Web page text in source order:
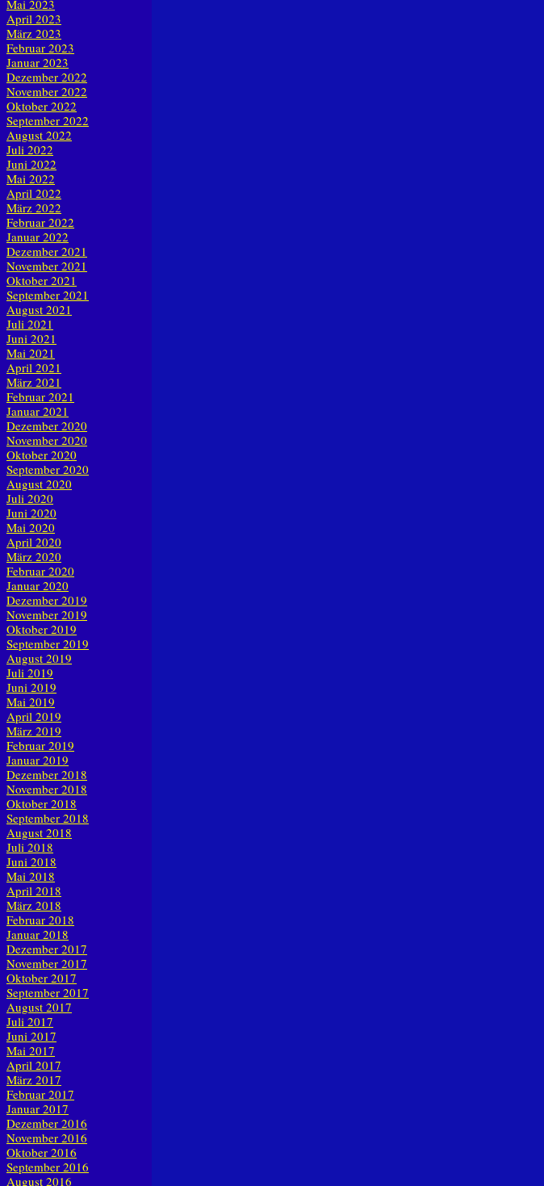
Mai 2023
April 2023
März 2023
Februar 2023
Januar 2023
Dezember 2022
November 2022
Oktober 2022
September 2022
August 2022
Juli 2022
Juni 2022
Mai 2022
April 2022
März 2022
Februar 2022
Januar 2022
Dezember 2021
November 2021
Oktober 2021
September 2021
August 2021
Juli 2021
Juni 2021
Mai 2021
April 2021
März 2021
Februar 2021
Januar 2021
Dezember 2020
November 2020
Oktober 2020
September 2020
August 2020
Juli 2020
Juni 2020
Mai 2020
April 2020
März 2020
Februar 2020
Januar 2020
Dezember 2019
November 2019
Oktober 2019
September 2019
August 2019
Juli 2019
Juni 2019
Mai 2019
April 2019
März 2019
Februar 2019
Januar 2019
Dezember 2018
November 2018
Oktober 2018
September 2018
August 2018
Juli 2018
Juni 2018
Mai 2018
April 2018
März 2018
Februar 2018
Januar 2018
Dezember 2017
November 2017
Oktober 2017
September 2017
August 2017
Juli 2017
Juni 2017
Mai 2017
April 2017
März 2017
Februar 2017
Januar 2017
Dezember 2016
November 2016
Oktober 2016
September 2016
August 2016